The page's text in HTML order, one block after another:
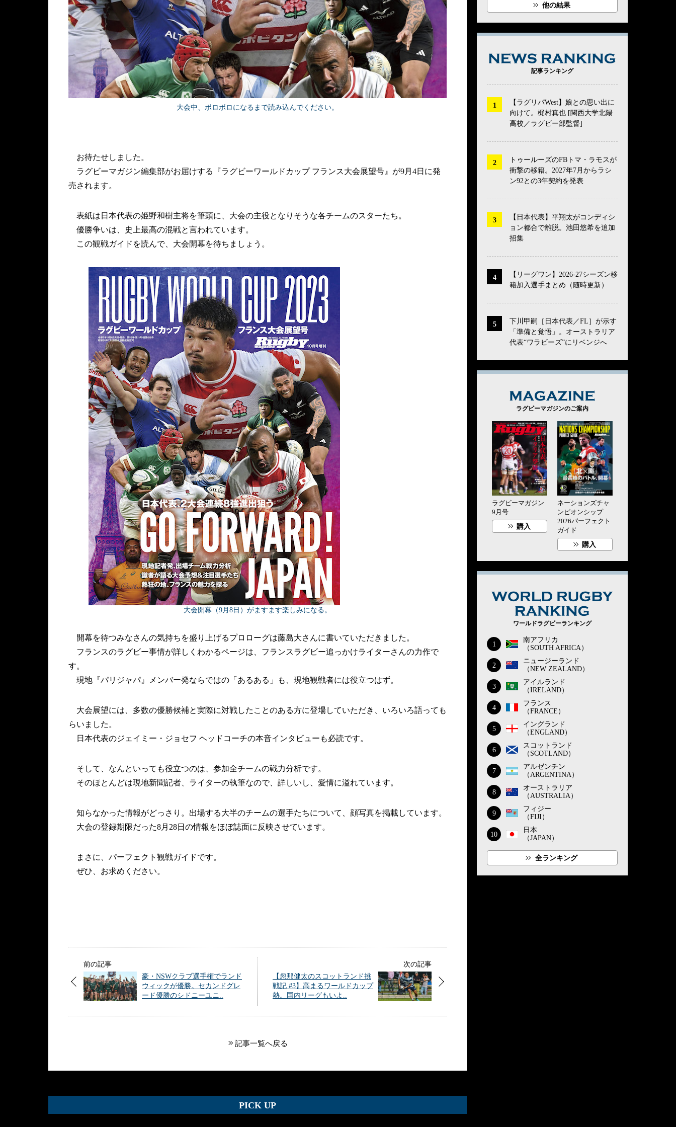
大会中、ボロボロになるまで読み込んでください。
お待たせしました。
ラグビーマガジン編集部がお届けする『ラグビーワールドカップ フランス大会展望号』が9月4日に発
売されます。
表紙は日本代表の姫野和樹主将を筆頭に、大会の主役となりそうな各チームのスターたち。
優勝争いは、史上最高の混戦と言われています。
この観戦ガイドを読んで、大会開幕を待ちましょう。
大会開幕（9月8日）がますます楽しみになる。
開幕を待つみなさんの気持ちを盛り上げるプロローグは藤島大さんに書いていただきました。
フランスのラグビー事情が詳しくわかるページは、フランスラグビー追っかけライターさんの力作で
す。
現地『パリジャパ』メンバー発ならではの「あるある」も、現地観戦者には役立つはず。
大会展望には、多数の優勝候補と実際に対戦したことのある方に登場していただき、いろいろ語っても
らいました。
日本代表のジェイミー・ジョセフ ヘッドコーチの本音インタビューも必読です。
そして、なんといっても役立つのは、参加全チームの戦力分析です。
そのほとんどは現地新聞記者、ライターの執筆なので、詳しいし、愛情に溢れています。
知らなかった情報がどっさり。出場する大半のチームの選手たちについて、顔写真を掲載しています。
大会の登録期限だった8月28日の情報をほぼ誌面に反映させています。
まさに、パーフェクト観戦ガイドです。
ぜひ、お求めください。
前の記事
豪・NSWクラブ選手権でランド
ウィックが優勝。セカンドグレ
ード優勝のシドニーユニ..
次の記事
【忽那健太のスコットランド挑
戦記 #3】高まるワールドカップ
熱。国内リーグもいよ..
記事一覧へ戻る
PICK UP
他の結果
記事ランキング
【ラグリパWest】娘との思い出に
向けて。梶村真也 [関西大学北陽
高校／ラグビー部監督]
トゥールーズのFBトマ・ラモスが
衝撃の移籍。2027年7月からラシ
ン92との3年契約を発表
【日本代表】平翔太がコンディシ
ョン都合で離脱。池田悠希を追加
招集
【リーグワン】2026-27シーズン移
籍加入選手まとめ（随時更新）
下川甲嗣［日本代表／FL］が示す
「準備と覚悟」。オーストラリア
代表“ワラビーズ”にリベンジへ
ラグビーマガジンのご案内
ラグビーマガジン
9月号
購入
ネーションズチャ
ンピオンシップ
2026パーフェクト
ガイド
購入
ワールドラグビーランキング
1
南アフリカ
（SOUTH AFRICA）
2
ニュージーランド
（NEW ZEALAND）
3
アイルランド
（IRELAND）
4
フランス
（FRANCE）
5
イングランド
（ENGLAND）
6
スコットランド
（SCOTLAND）
7
アルゼンチン
（ARGENTINA）
8
オーストラリア
（AUSTRALIA）
9
フィジー
（FIJI）
10
日本
（JAPAN）
全ランキング